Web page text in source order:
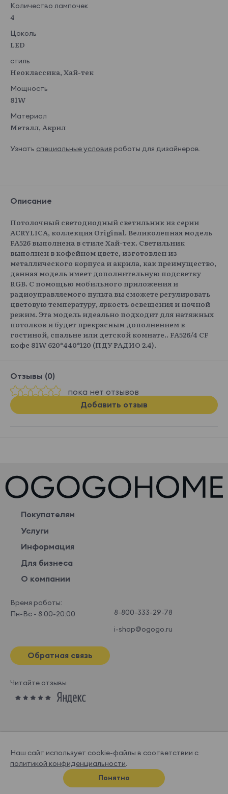
Количество лампочек
4
Цоколь
LED
стиль
Неоклассика, Хай-тек
Мощность
81W
Материал
Металл, Акрил
Узнать специальные условия работы для дизайнеров.
Описание
Потолочный светодиодный светильник из серии
ACRYLICA, коллекция Original. Великолепная модель
FA526 выполнена в стиле Хай-тек. Светильник
выполнен в кофейном цвете, изготовлен из
металлического корпуса и акрила, как преимущество,
данная модель имеет дополнительную подсветку
RGB. С помощью мобильного приложения и
радиоуправляемого пульта вы сможете регулировать
цветовую температуру, яркость освещения и ночной
режим. Эта модель идеально подходит для натяжных
потолков и будет прекрасным дополнением в
гостиной, спальне или детской комнате.. FA526/4 CF
кофе 81W 620*440*120 (ПДУ РАДИО 2.4).
Отзывы (0)
пока нет отзывов
Добавить отзыв
Покупателям
Услуги
Информация
Для бизнеса
О компании
Время работы:
Пн-Вс - 8:00-20:00
8-800-333-29-78
i-shop@ogogo.ru
Обратная связь
Читайте отзывы
© OGOGOHOME, 2026
Спроектировано и нарисовано вСупрематике
Наш сайт использует cookie-файлы в соответствии с
политикой конфиденциальности.
Понятно